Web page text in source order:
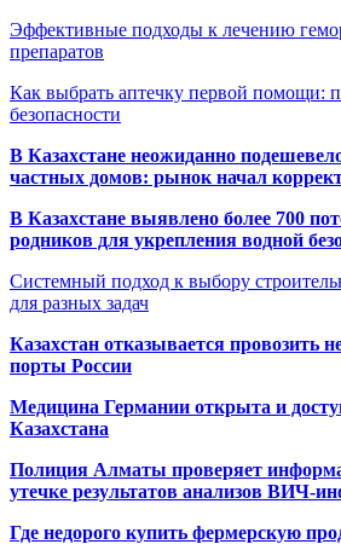
Эффективные подходы к лечению
препаратов
Как выбрать аптечку первой помощи:
безопасности
В Казахстане неожиданно
частных домов: рынок начал
В Казахстане выявлено более 700
родников для укрепления водной
Системный подход к выбору
для разных задач
Казахстан отказывается провозить
порты России
Медицина Германии открыта и
Казахстана
Полиция Алматы проверяет
утечке результатов анализов ВИЧ-
Где недорого купить фермерскую